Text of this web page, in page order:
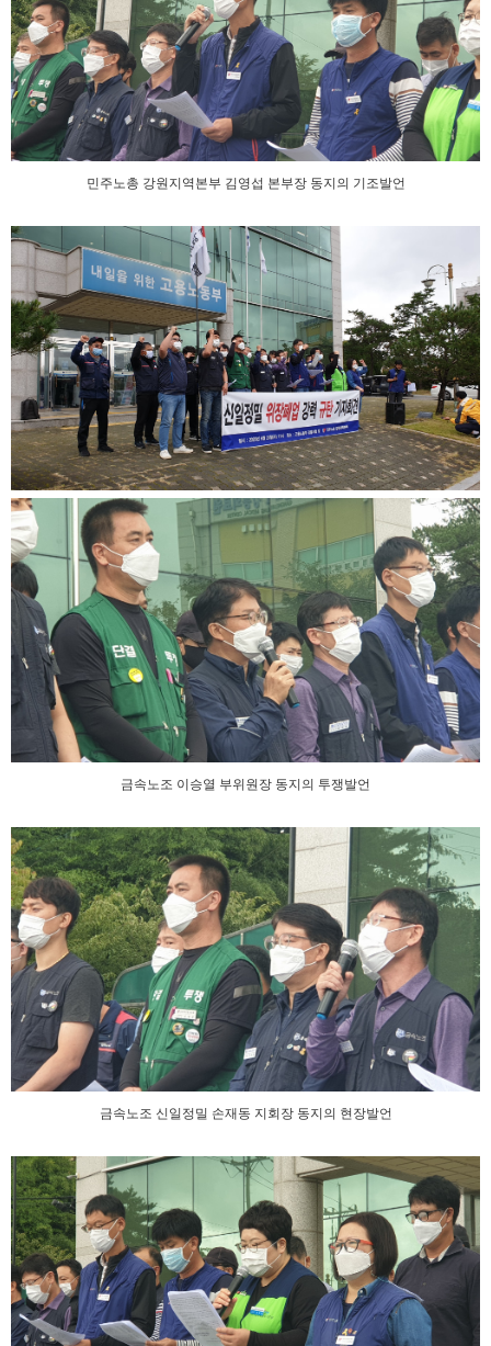
민주노총 강원지역본부 김영섭 본부장 동지의 기조발언
금속노조 이승열 부위원장 동지의 투쟁발언
금속노조 신일정밀 손재동 지회장 동지의 현장발언